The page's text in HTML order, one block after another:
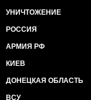
УНИЧТОЖЕНИЕ
РОССИЯ
АРМИЯ РФ
КИЕВ
ДОНЕЦКАЯ ОБЛАСТЬ
ВСУ